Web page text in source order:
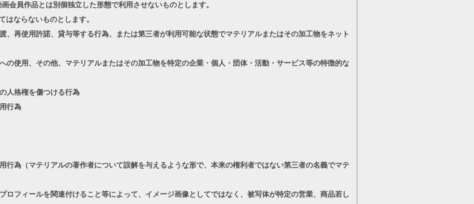
会員作品とは別個独立した形態で利用させないものとします。
ならないものとします。
再使用許諾、貸与等する行為、または第三者が利用可能な状態でマテリアルまたはその加工物をネット
使用、その他、マテリアルまたはその加工物を特定の企業・個人・団体・活動・サービス等の特徴的な
人格権を傷つける行為
行為
為（マテリアルの著作者について誤解を与えるような形で、本来の権利者ではない第三者の名義でマテ
フィールを関連付けること等によって、イメージ画像としてではなく、被写体が特定の営業、商品若し